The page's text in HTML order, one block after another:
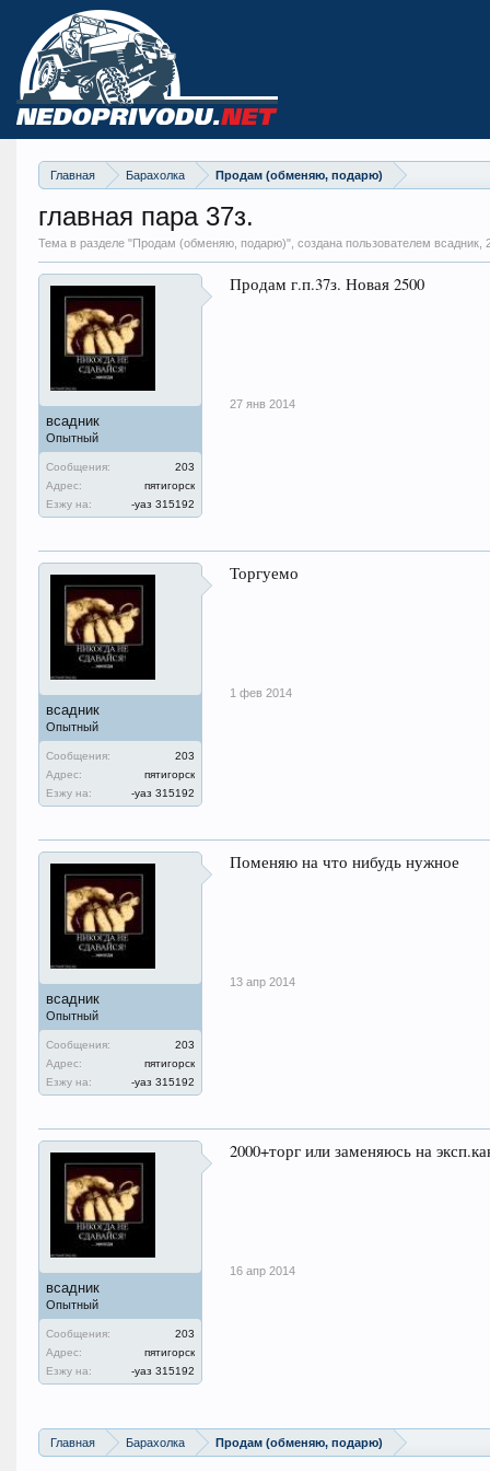
Главная Барахолка Продам (обменяю, подарю)
главная пара 37з.
Тема в разделе "Продам (обменяю, подарю)", создана пользователем всадник,
всадник
Опытный
Сообщения:
203
Адрес:
пятигорск
Езжу на:
-уаз 315192
Продам г.п.37з. Новая 2500
27 янв 2014
всадник
Опытный
Сообщения:
203
Адрес:
пятигорск
Езжу на:
-уаз 315192
Торгуемо
1 фев 2014
всадник
Опытный
Сообщения:
203
Адрес:
пятигорск
Езжу на:
-уаз 315192
Поменяю на что нибудь нужное
13 апр 2014
всадник
Опытный
Сообщения:
203
Адрес:
пятигорск
Езжу на:
-уаз 315192
2000+торг или заменяюсь на
16 апр 2014
Главная Барахолка Продам (обменяю, подарю)